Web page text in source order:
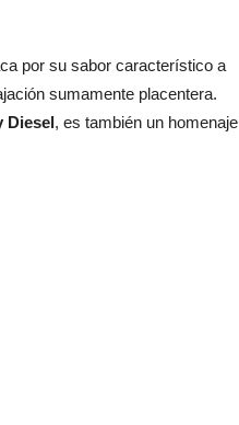
por su sabor característico a
sumamente placentera.
Diesel, es también un homenaje